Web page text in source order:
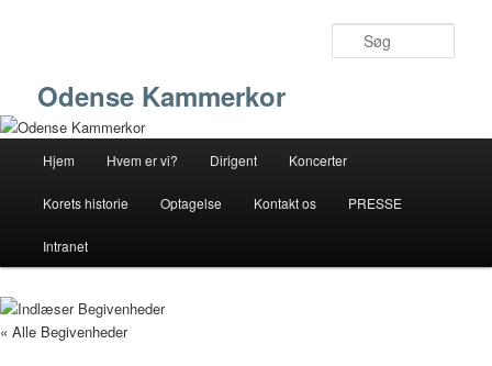
Odense Kammerkor
Hjem Hvem er vi? Dirigent Koncerter
Korets historie Optagelse Kontakt os PRESSE
Intranet
« Alle Begivenheder